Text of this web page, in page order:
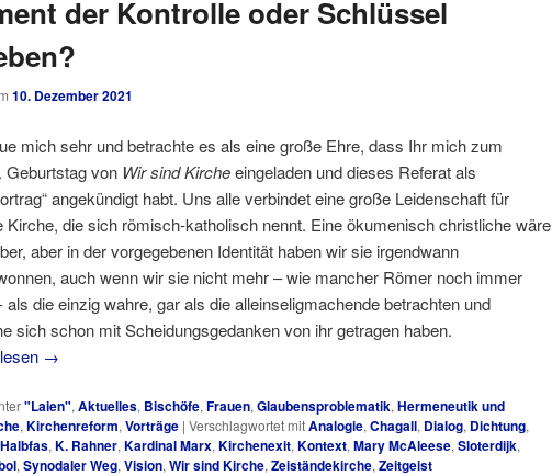
der Kontrolle oder Schlüssel
10. Dezember 2021
mich sehr und betrachte es als eine große Ehre, dass Ihr mich zum
Geburtstag von Wir sind Kircheeingeladen und dieses Referat als
angekündigt habt. Uns alle verbindet eine große Leidenschaft für
Kirche, die sich römisch-katholisch nennt. Eine ökumenisch christliche wäre
aber in der vorgegebenen Identität haben wir sie irgendwann
auch wenn wir sie nicht mehr – wie mancher Römer noch immer
als die einzig wahre, gar als die alleinseligmachende betrachten und
sich schon mit Scheidungsgedanken von ihr getragen haben.
→
"Laien", Aktuelles, Bischöfe, Frauen, Glaubensproblematik, Hermeneutik und
, Kirchenreform, Vorträge | Verschlagwortet mitAnalogie, Chagall, Dialog, Dichtung,
, K. Rahner, Kardinal Marx, Kirchenexit, Kontext, Mary McAleese, Sloterdijk,
, Synodaler Weg, Vision, Wir sind Kirche, Zeiständekirche, Zeitgeist